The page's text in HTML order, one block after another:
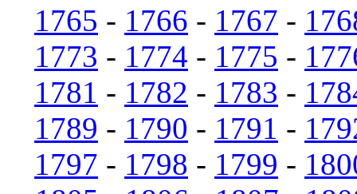
1765 - 1766 - 1767 -
1773 - 1774 - 1775 -
1781 - 1782 - 1783 -
1789 - 1790 - 1791 -
1797 - 1798 - 1799 -